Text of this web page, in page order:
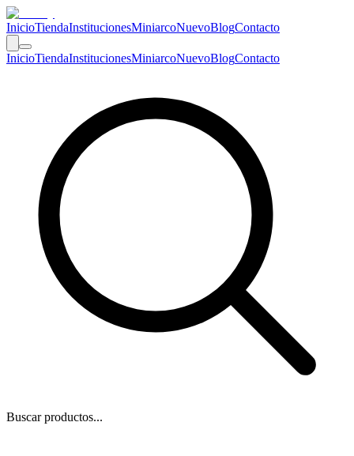
InicioTiendaInstitucionesMiniarcoNuevoBlogContacto
InicioTiendaInstitucionesMiniarcoNuevoBlogContacto
Buscar productos...